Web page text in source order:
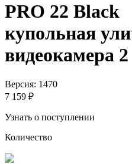
PRO 22 Black
купольная
видеокамера
Версия: 1470
7 159 ₽
Узнать о поступлении
Количество